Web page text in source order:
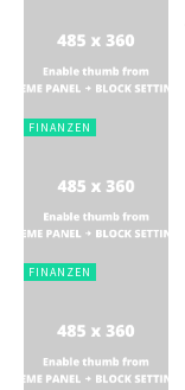
FINANZEN
FINANZEN